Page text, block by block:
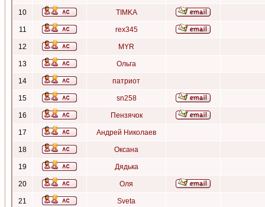
10 TIMKA
11 rex345
12 MYR
13 Ольга
14 патриот
15 sn258
16 Пензячок
17 Андрей Николаев
18 Оксана
19 Дядька
20 Оля
21 Sveta